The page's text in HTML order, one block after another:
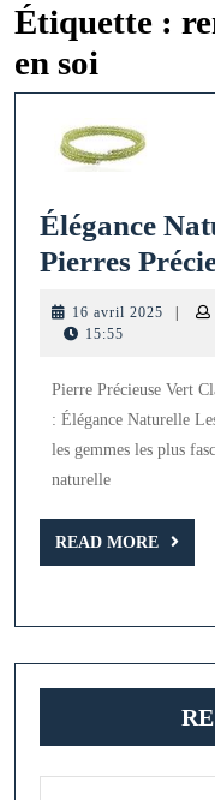
Étiquette :
en soi
Élégance
Pierres
16 avril 2025 16
15:55
Pierre Précieuse Vert
: Élégance Naturelle
les gemmes les plus
naturelle
READ MORE
READ